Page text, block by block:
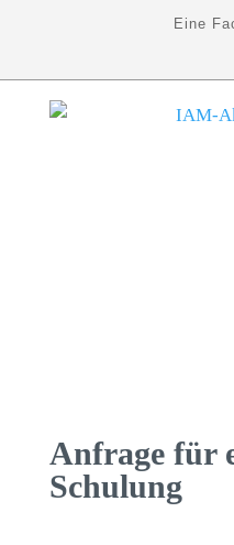
Eine
Anfrage für
Schulung